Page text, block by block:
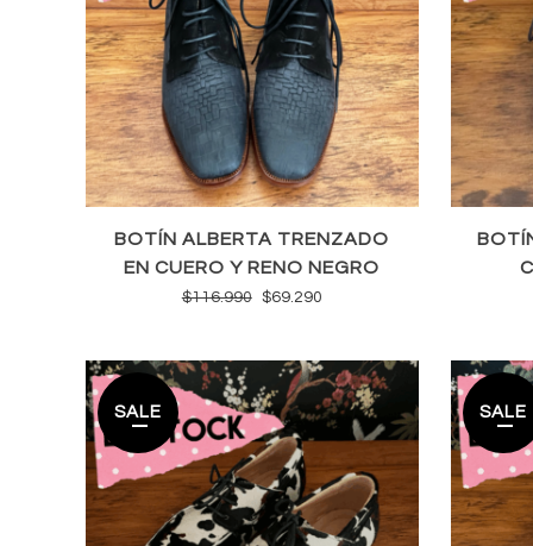
BOTÍN ALBERTA TRENZADO
EN CUERO Y RENO NEGRO
$116.990 El
original
era:
$116.990.
$69.290El
actual
es:
$69.290.
SALE SALE